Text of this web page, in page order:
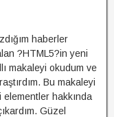
haberler
?HTML5?in yeni
makaleyi okudum ve
Bu makaleyi
hakkında
Güzel